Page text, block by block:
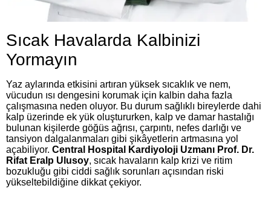
Sıcak Havalarda Kalbinizi
Yormayın
Yaz aylarında etkisini artıran yüksek sıcaklık ve nem,
vücudun ısı dengesini korumak için kalbin daha fazla
çalışmasına neden oluyor. Bu durum sağlıklı bireylerde dahi
kalp üzerinde ek yük oluştururken, kalp ve damar hastalığı
bulunan kişilerde göğüs ağrısı, çarpıntı, nefes darlığı ve
tansiyon dalgalanmaları gibi şikâyetlerin artmasına yol
açabiliyor. Central Hospital Kardiyoloji Uzmanı Prof. Dr.
Rifat Eralp Ulusoy, sıcak havaların kalp krizi ve ritim
bozukluğu gibi ciddi sağlık sorunları açısından riski
yükseltebildiğine dikkat çekiyor.